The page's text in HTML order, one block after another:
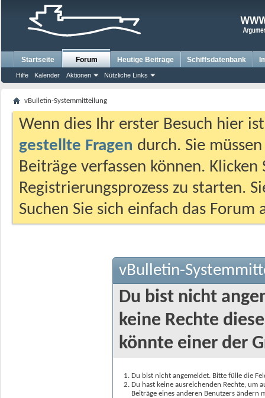
Startseite Forum
Hilfe Kalender Aktionen Nützliche Links
Heutige Beiträge Schiffsdatenbank
vBulletin-Systemmitteilung
Wenn dies Ihr erster Besuch hier
gestellte Fragen durch. Sie
Beiträge verfassen können.
Registrierungsprozess zu starten.
Suchen Sie sich einfach das
vBulletin-
Du bist nicht
keine Rechte
könnte einer der
Du bist nicht angemeldet. Bitte fülle die
Du hast keine ausreichenden Rechte, um
Beiträge eines anderen Benutzers